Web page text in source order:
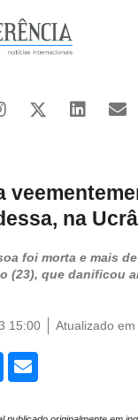
na
foi morta e mais
(23), que danificou
15:00 Atualizado